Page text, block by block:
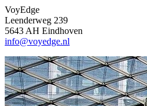
VoyEdge
Leenderweg 239
5643 AH Eindhoven
info@voyedge.nl